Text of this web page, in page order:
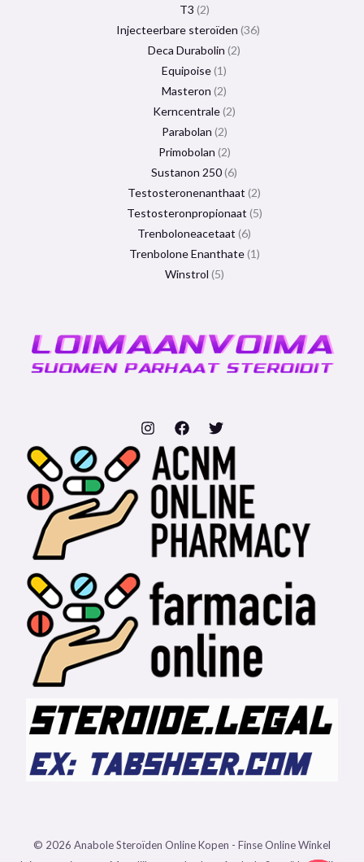
T3 2
Injecteerbare steroïden 36
Deca Durabolin 2
Equipoise 1
Masteron 2
Kerncentrale 2
Parabolan 2
Primobolan 2
Sustanon 250 6
Testosteronenanthaat 2
Testosteronpropionaat 5
Trenboloneacetaat 6
Trenbolone Enanthate 1
Winstrol 5
© 2026 Anabole Steroïden Online Kopen - Finse Online Winkel